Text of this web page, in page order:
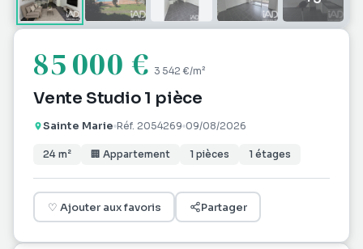
85 000 € 3 542 €/m²
Vente Studio 1 pièce
Sainte Marie Réf. 2054269 09/08/2026
24 m² 🏢 Appartement 1 pièces 1 étages
♡ Ajouter aux favoris Partager